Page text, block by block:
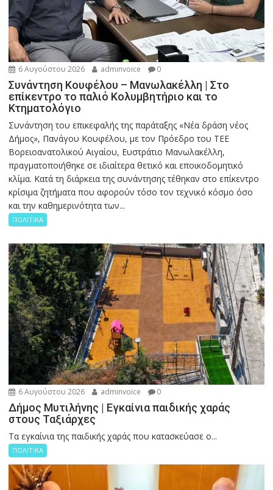
6 Αυγούστου 2026 adminvoice 0
Συνάντηση Κουφέλου – Μανωλακέλλη | Στο
επίκεντρο το παλιό Κολυμβητήριο και το
Κτηματολόγιο
Συνάντηση του επικεφαλής της παράταξης «Νέα δράση νέος
Δήμος», Πανάγου Κουφέλου, με τον Πρόεδρο του ΤΕΕ
Βορειοανατολικού Αιγαίου, Ευστράτιο Μανωλακέλλη,
πραγματοποιήθηκε σε ιδιαίτερα θετικό και εποικοδομητικό
κλίμα. Κατά τη διάρκεια της συνάντησης τέθηκαν στο επίκεντρο
κρίσιμα ζητήματα που αφορούν τόσο τον τεχνικό κόσμο όσο
και την καθημερινότητα των...
ΠΟΛΙΤΙΚΑ
6 Αυγούστου 2026 adminvoice 0
Δήμος Μυτιλήνης | Εγκαίνια παιδικής χαράς
στους Ταξιάρχες
Tα εγκαίνια της παιδικής χαράς που κατασκεύασε ο...
ΠΟΛΙΤΙΚΑ